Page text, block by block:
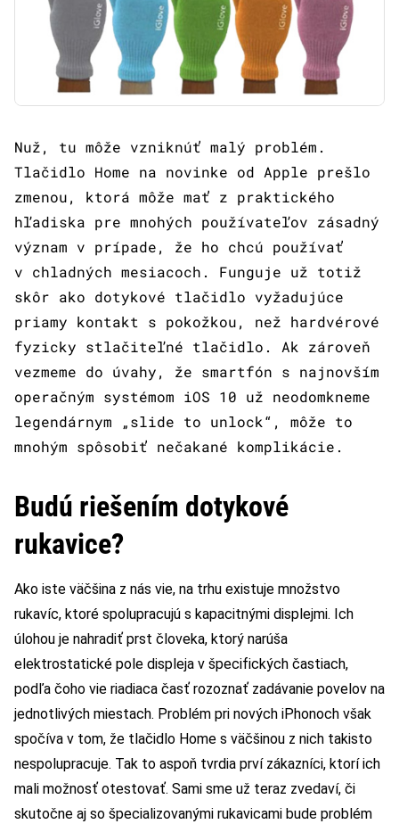
Nuž, tu môže vzniknúť malý problém.
Tlačidlo Home na novinke od Apple prešlo
zmenou, ktorá môže mať z praktického
hľadiska pre mnohých používateľov zásadný
význam v prípade, že ho chcú používať
v chladných mesiacoch. Funguje už totiž
skôr ako dotykové tlačidlo vyžadujúce
priamy kontakt s pokožkou, než hardvérové
fyzicky stlačiteľné tlačidlo. Ak zároveň
vezmeme do úvahy, že smartfón s najnovším
operačným systémom iOS 10 už neodomkneme
legendárnym „slide to unlock“, môže to
mnohým spôsobiť nečakané komplikácie.
Budú riešením dotykové
rukavice?
Ako iste väčšina z nás vie, na trhu existuje množstvo
rukavíc, ktoré spolupracujú s kapacitnými displejmi. Ich
úlohou je nahradiť prst človeka, ktorý narúša
elektrostatické pole displeja v špecifických častiach,
podľa čoho vie riadiaca časť rozoznať zadávanie povelov na
jednotlivých miestach. Problém pri nových iPhonoch však
spočíva v tom, že tlačidlo Home s väčšinou z nich takisto
nespolupracuje. Tak to aspoň tvrdia prví zákazníci, ktorí ich
mali možnosť otestovať. Sami sme už teraz zvedaví, či
skutočne aj so špecializovanými rukavicami bude problém